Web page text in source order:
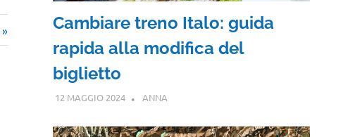
Cambiare treno Italo: guida
rapida alla modifica del
biglietto
12 MAGGIO 2024 ANNA